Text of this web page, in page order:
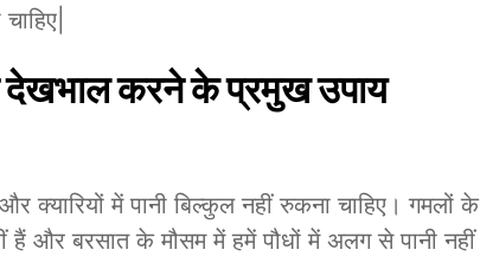
देखभाल करने के प्रमुख उपाय
में पानी बिल्कुल नहीं रुकना चाहिए। गमलों के
और बरसात के मौसम में हमें पौधों में अलग से पानी नहीं